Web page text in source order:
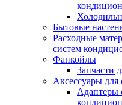
Бытовые
Расходные
систем
Фанкойлы
Запчасти
Аксессуары
Адаптеры